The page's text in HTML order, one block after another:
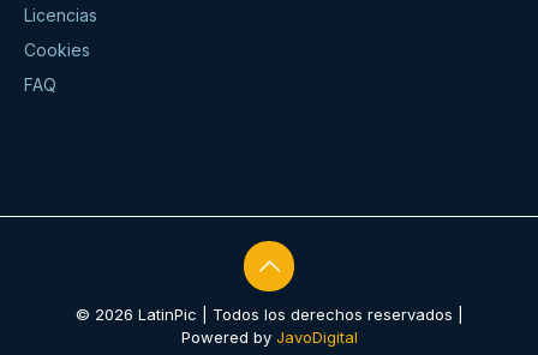
Licencias
Cookies
FAQ
© 2026 LatinPic | Todos los derechos reservados |
Powered by JavoDigital